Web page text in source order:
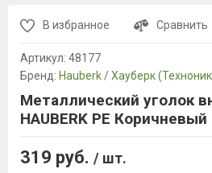
В избранное Сравнить
Артикул: 48177
Бренд: Hauberk / Хауберк
Металлический уголок
HAUBERK PE Коричневый
319 руб. / шт.